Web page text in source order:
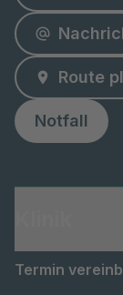
Route
Notfall
Termin